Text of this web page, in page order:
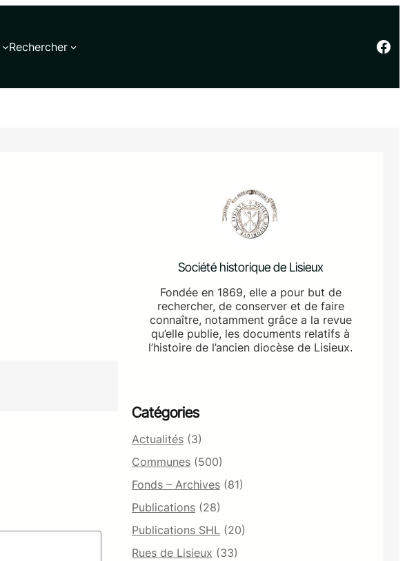
Rechercher Facebook
Société historique de Lisieux
Fondée en 1869, elle a pour but de
rechercher, de conserver et de faire
connaître, notamment grâce a la revue
qu’elle publie, les documents relatifs à
l’histoire de l’ancien diocèse de Lisieux.
Catégories
Actualités (3)
Communes (500)
Fonds – Archives (81)
Publications (28)
Publications SHL (20)
Rues de Lisieux (33)